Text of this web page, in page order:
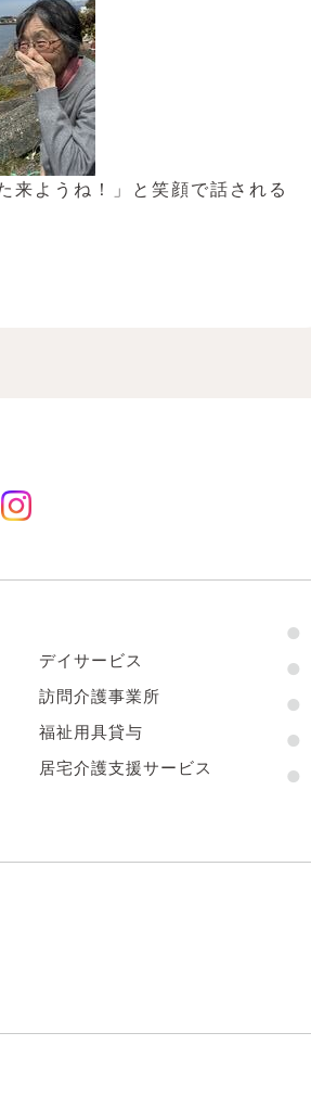
来ようね！」と笑顔で話される
デイサービス
訪問介護事業所
福祉用具貸与
居宅介護支援サービス
●
●
●
●
●